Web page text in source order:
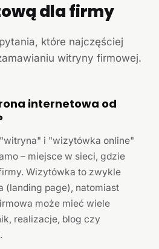
dla firmy
które najczęściej
witryny firmowej.
internetowa od
i "wizytówka online"
– miejsce w sieci, gdzie
Wizytówka to zwykle
(landing page), natomiast
może mieć wiele
realizacje, blog czy